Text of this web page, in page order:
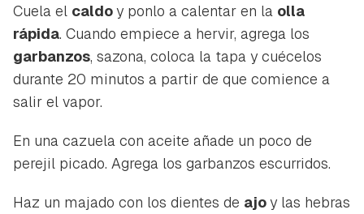
Cuela el caldoy ponlo a calentar en la olla
rápida. Cuando empiece a hervir, agrega los
garbanzos, sazona, coloca la tapa y cuécelos
durante 20 minutos a partir de que comience a
salir el vapor.
En una cazuela con aceite añade un poco de
perejil picado. Agrega los garbanzos escurridos.
Haz un majado con los dientes de ajoy las hebras